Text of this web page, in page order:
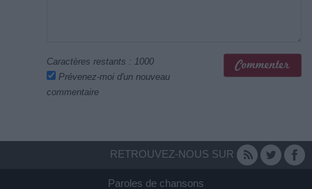
Caractères restants : 1000
Prévenez-moi d'un nouveau
commentaire
RETROUVEZ-NOUS SUR
Paroles de chansons